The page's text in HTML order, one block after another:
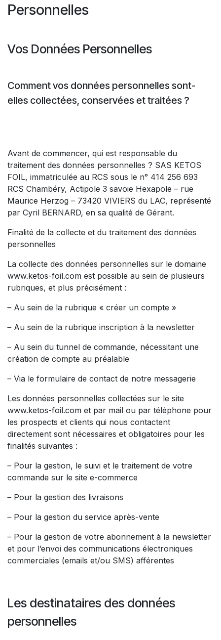
Personnelles
Vos Données Personnelles
Comment vos données personnelles sont-
elles collectées, conservées et traitées ?
Avant de commencer, qui est responsable du
traitement des données personnelles ? SAS KETOS
FOIL, immatriculée au RCS sous le n° 414 256 693
RCS Chambéry, Actipole 3 savoie Hexapole – rue
Maurice Herzog – 73420 VIVIERS du LAC, représenté
par Cyril BERNARD, en sa qualité de Gérant.
Finalité de la collecte et du traitement des données
personnelles
La collecte des données personnelles sur le domaine
www.ketos-foil.com est possible au sein de plusieurs
rubriques, et plus précisément :
– Au sein de la rubrique « créer un compte »
– Au sein de la rubrique inscription à la newsletter
– Au sein du tunnel de commande, nécessitant une
création de compte au préalable
– Via le formulaire de contact de notre messagerie
Les données personnelles collectées sur le site
www.ketos-foil.com et par mail ou par téléphone pour
les prospects et clients qui nous contactent
directement sont nécessaires et obligatoires pour les
finalités suivantes :
– Pour la gestion, le suivi et le traitement de votre
commande sur le site e-commerce
– Pour la gestion des livraisons
– Pour la gestion du service après-vente
– Pour la gestion de votre abonnement à la newsletter
et pour l’envoi des communications électroniques
commerciales (emails et/ou SMS) afférentes
Les destinataires des données
personnelles